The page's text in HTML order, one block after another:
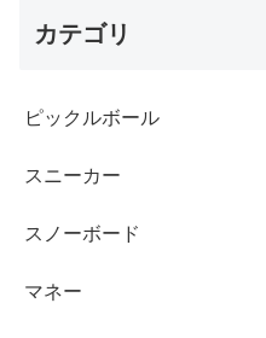
カテゴリ
ピックルボール
スニーカー
スノーボード
マネー